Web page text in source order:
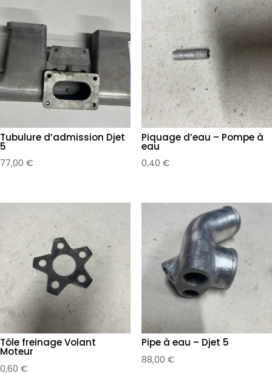
Tubulure d’admission Djet
5
77,00 €
Piquage d’eau – Pompe à
eau
0,40 €
Tôle freinage Volant
Moteur
0,60 €
Pipe à eau – Djet 5
88,00 €